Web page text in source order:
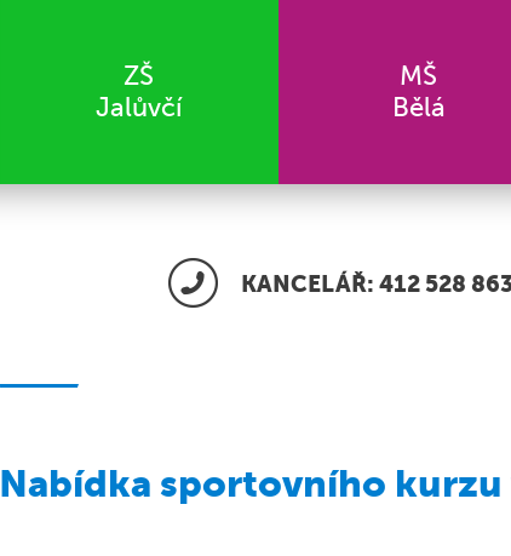
ZŠ
Jalůvčí
MŠ
Bělá
KANCELÁŘ: 412 528
Nabídka sportovního kurzu